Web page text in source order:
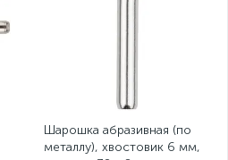
Шарошка абразивная (по
металлу), хвостовик 6 мм,